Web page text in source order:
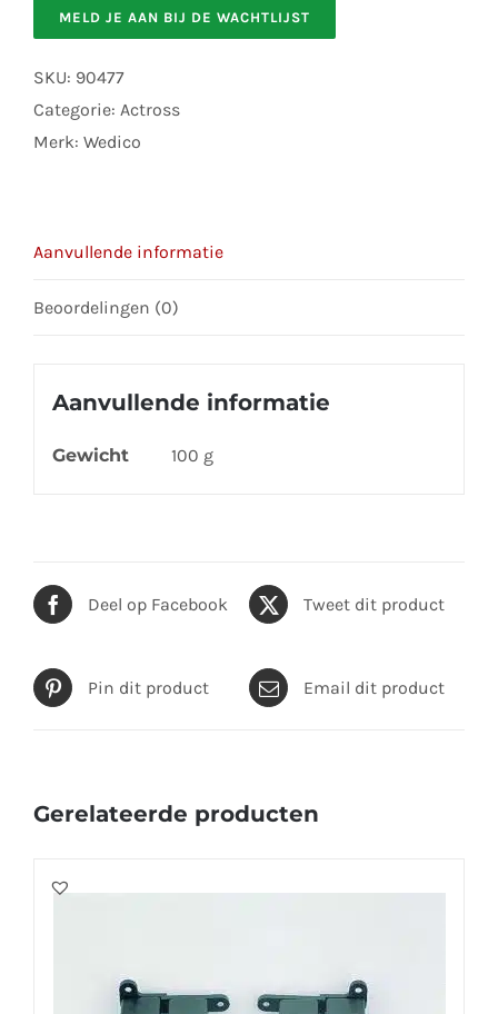
email
address
to
this
MELD JE AAN BIJ DE WACHTLIJST
SKU: 90477
Categorie: Actross
Merk: Wedico
Aanvullende informatie
Beoordelingen (0)
Aanvullende informatie
Gewicht 100 g
Deel op Facebook Tweet dit product
Pin dit product Email dit product
Gerelateerde producten